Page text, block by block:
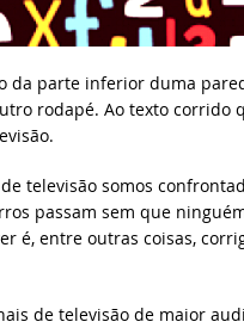
da parte inferior duma
rodapé. Ao texto corrido
televisão somos
passam sem que
é, entre outras coisas,
de televisão de maior